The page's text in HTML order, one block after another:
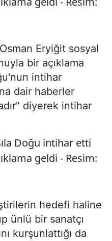
Eryiğit sosyal
bir açıklama
intihar
dair haberler
diyerek intihar
hedefi haline
ünlü bir sanatçı
kurşunlattığı da